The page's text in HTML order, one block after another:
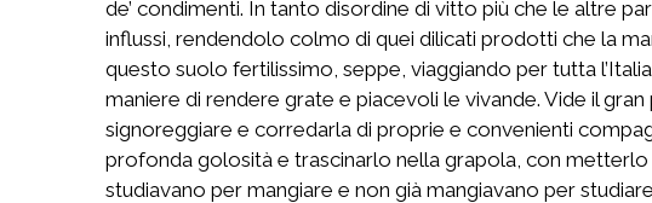
de’ condimenti. In tanto disordine di vitto più che le altre
influssi, rendendolo colmo di quei dilicati prodotti che la
questo suolo fertilissimo, seppe, viaggiando per tutta
maniere di rendere grate e piacevoli le vivande. Vide il
signoreggiare e corredarla di proprie e convenienti
profonda golosità e trascinarlo nella grapola, con metterlo
studiavano per mangiare e non già mangiavano per